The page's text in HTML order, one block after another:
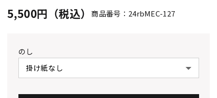
5,500円（税込） 商品番号：24rbMEC-127
のし